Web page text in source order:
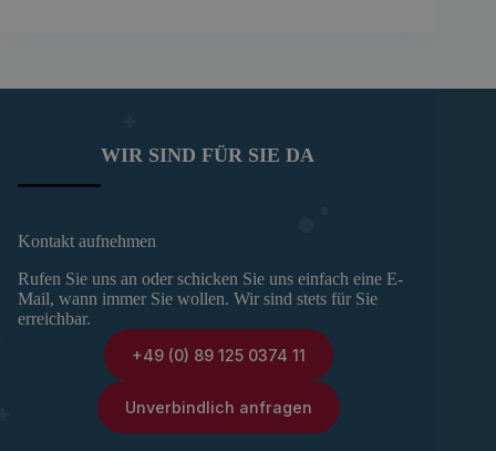
WIR SIND FÜR SIE DA
Kontakt aufnehmen
Rufen Sie uns an oder schicken Sie uns einfach eine E-
Mail, wann immer Sie wollen. Wir sind stets für Sie
erreichbar.
+49 (0) 89 125 0374 11
Unverbindlich anfragen